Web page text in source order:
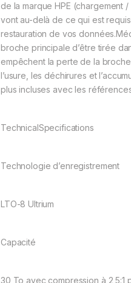
de la marque HPE (chargement
vont au-delà de ce qui est
restauration de vos
broche principale d’être tirée
empêchent la perte de la
l’usure, les déchirures et
plus incluses avec les
TechnicalSpecifications
Technologie d’enregistrement
LTO-8 Ultrium
Capacité
30 To avec compression à 2,5:1